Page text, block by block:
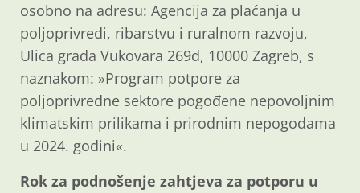
osobno na adresu: Agencija za plaćanja u
poljoprivredi, ribarstvu i ruralnom razvoju,
Ulica grada Vukovara 269d, 10000 Zagreb, s
naznakom: »Program potpore za
poljoprivredne sektore pogođene nepovoljnim
klimatskim prilikama i prirodnim nepogodama
u 2024. godini«.
Rok za podnošenje zahtjeva za potporu u